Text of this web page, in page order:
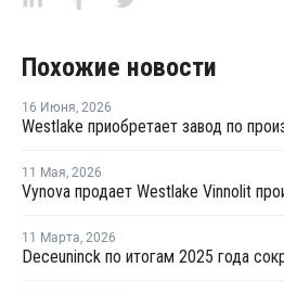
Похожие новости
16 Июня, 2026
11 Мая, 2026
11 Марта, 2026